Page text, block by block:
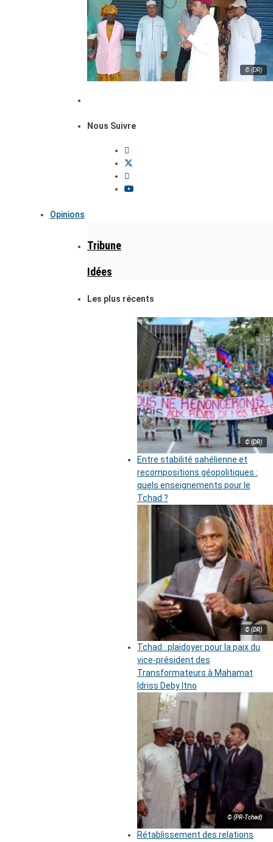
© (DR)
Nous Suivre
Opinions
Tribune
Idées
Les plus récents
© (DR)
Entre stabilité sahélienne et
recompositions géopolitiques :
quels enseignements pour le
Tchad ?
© (DR)
Tchad : plaidoyer pour la paix du
vice-président des
Transformateurs à Mahamat
Idriss Deby Itno
© (PR-Tchad)
Rétablissement des relations